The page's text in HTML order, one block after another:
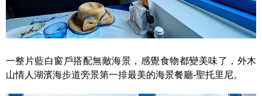
一整片藍白窗戶搭配無敵海景，感覺食物都變美味了，外木
山情人湖濱海步道旁景第一排最美的海景餐廳-聖托里尼。